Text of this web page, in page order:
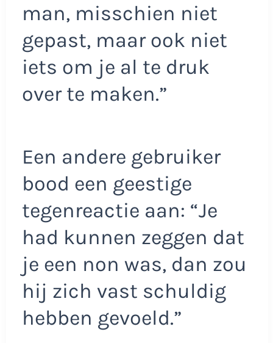
man, misschien niet
gepast, maar ook niet
iets om je al te druk
over te maken.”
Een andere gebruiker
bood een geestige
tegenreactie aan: “Je
had kunnen zeggen dat
je een non was, dan zou
hij zich vast schuldig
hebben gevoeld.”